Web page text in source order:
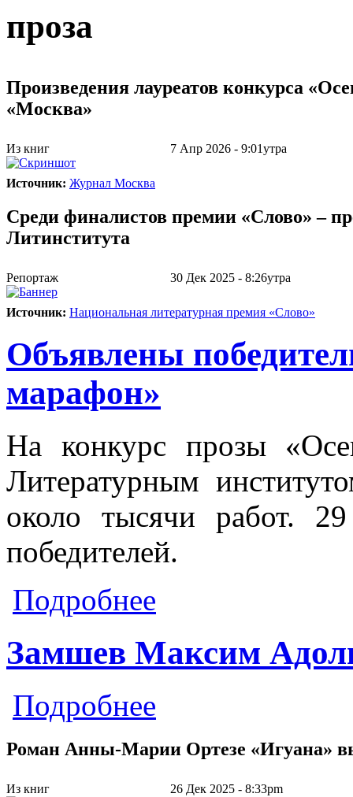
проза
Произведения лауреатов конкурса
«Москва»
Из книг 7 Апр 2026 - 9:01утра
Источник: Журнал Москва
Среди финалистов премии «Слово» –
Литинститута
Репортаж 30 Дек 2025 - 8:26утра
Источник: Национальная литературная премия «Слово»
Объявлены
марафон»
На конкурс прозы
Литературным
около тысячи работ.
победителей.
Подробнее
Замшев Максим
Подробнее
Роман Анны-Марии Ортезе «Игуана»
Из книг 26 Дек 2025 - 8:33pm